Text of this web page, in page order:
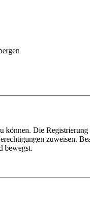
können. Die
zuweisen.
bewegst.